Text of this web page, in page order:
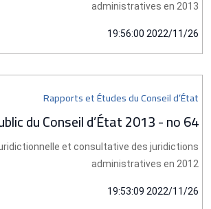
administratives en 2013
2022/11/26 19:56:00
Rapports et Études du Conseil d’État
du Conseil d’État 2013 - no 64
et consultative des juridictions
administratives en 2012
2022/11/26 19:53:09